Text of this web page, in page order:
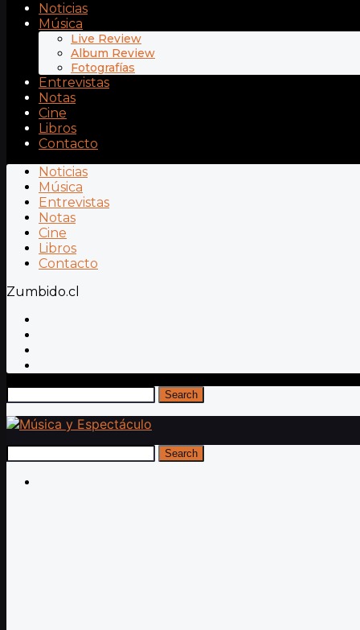
Noticias
Música
Live Review
Album Review
Fotografías
Entrevistas
Notas
Cine
Libros
Contacto
Noticias
Música
Entrevistas
Notas
Cine
Libros
Contacto
Zumbido.cl
Search
Search